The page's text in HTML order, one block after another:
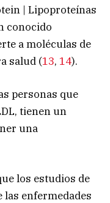
| Lipoproteínas
conocido
a moléculas de
salud (13, 14).
personas que
tienen un
una
los estudios de
las enfermedades